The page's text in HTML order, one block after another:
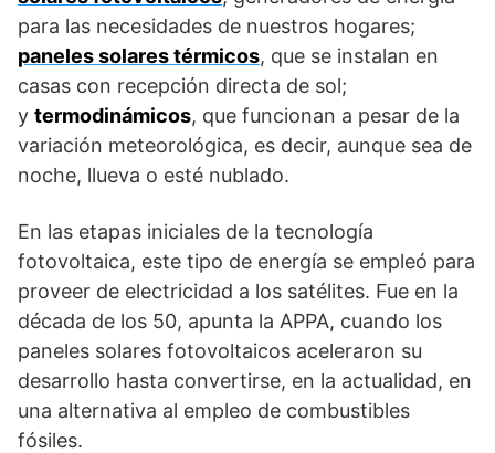
para las necesidades de nuestros hogares;
paneles solares térmicos, que se instalan en
casas con recepción directa de sol;
y termodinámicos, que funcionan a pesar de la
variación meteorológica, es decir, aunque sea de
noche, llueva o esté nublado.
En las etapas iniciales de la tecnología
fotovoltaica, este tipo de energía se empleó para
proveer de electricidad a los satélites. Fue en la
década de los 50, apunta la APPA, cuando los
paneles solares fotovoltaicos aceleraron su
desarrollo hasta convertirse, en la actualidad, en
una alternativa al empleo de combustibles
fósiles.